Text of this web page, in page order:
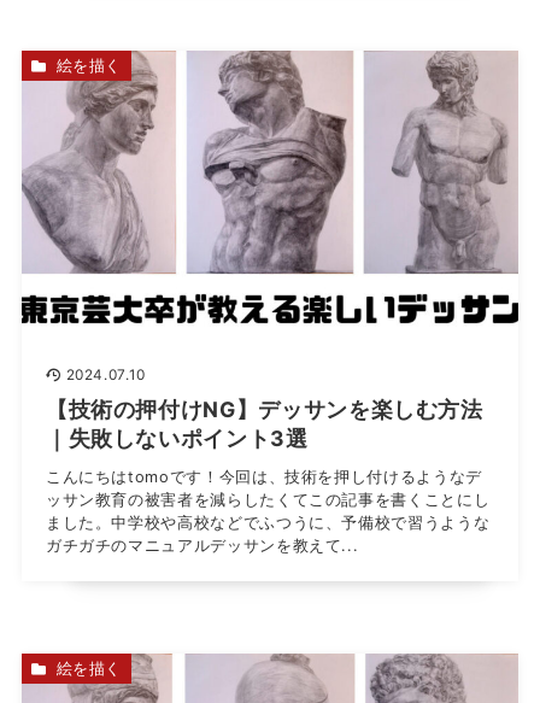
2024.07.10
【技術の押付けNG】デッサンを楽しむ方法
｜失敗しないポイント3選
こんにちはtomoです！今回は、技術を押し付けるようなデ
ッサン教育の被害者を減らしたくてこの記事を書くことにし
ました。中学校や高校などでふつうに、予備校で習うような
ガチガチのマニュアルデッサンを教えて...
絵を描く
絵を描く